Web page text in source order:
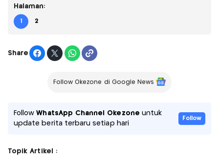
Halaman:
1 2
Share
Follow Okezone di Google News
FollowWhatsApp Channel Okezone untuk
update berita terbaru setiap hari
Follow
Topik Artikel :